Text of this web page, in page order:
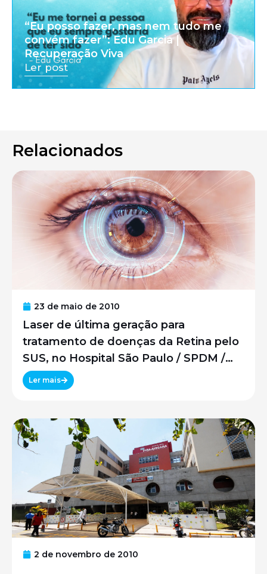
“Eu posso fazer, mas nem tudo me
convém fazer”: Edu Garcia |
Recuperação Viva
Ler post
Relacionados
23 de maio de 2010
Laser de última geração para
tratamento de doenças da Retina pelo
SUS, no Hospital São Paulo / SPDM /
UNIFESP
Ler mais
2 de novembro de 2010